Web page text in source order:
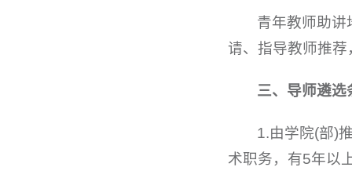
青年教师助讲
请、指导教师推
三、导师遴选
1.由学院(部)
术职务，有5年以